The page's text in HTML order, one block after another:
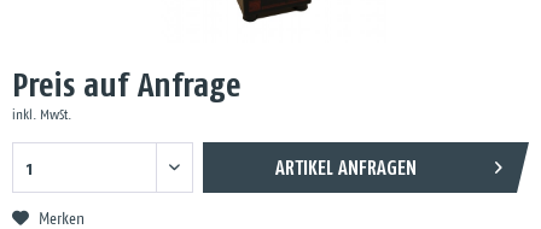
Preis auf Anfrage
inkl. MwSt.
ARTIKEL ANFRAGEN
Merken